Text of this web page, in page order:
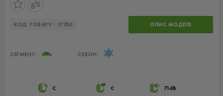
КОД ТОВАРУ: 17700 ОПИС МОДЕЛІ
C C 71dB
СЕГМЕНТ: СЕЗОН: